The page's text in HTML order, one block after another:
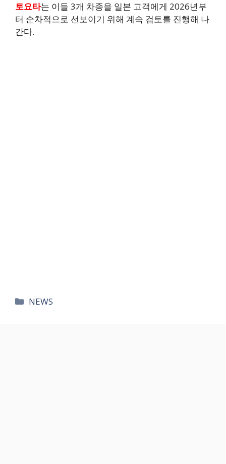
토요타는 이들 3개 차종을 일본 고객에게 2026년부
터 순차적으로 선보이기 위해 계속 검토를 진행해 나
간다.
카
NEWS